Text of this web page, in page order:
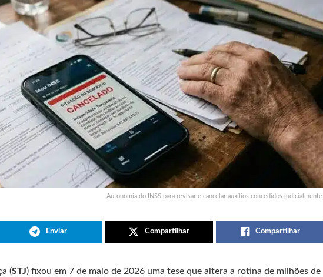
Autonomia do INSS para revisar e cancelar auxílios concedidos judicialmente.
Enviar Compartilhar Compartilhar
(STJ) fixou em 7 de maio de 2026 uma tese que altera a rotina de milhões de